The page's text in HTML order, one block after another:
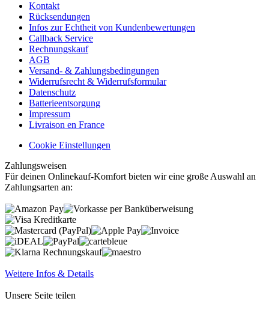
Kontakt
Rücksendungen
Infos zur Echtheit von Kundenbewertungen
Callback Service
Rechnungskauf
AGB
Versand- & Zahlungsbedingungen
Widerrufsrecht & Widerrufsformular
Datenschutz
Batterieentsorgung
Impressum
Livraison en France
Cookie Einstellungen
Zahlungsweisen
Für deinen Onlinekauf-Komfort bieten wir eine große Auswahl an
Zahlungsarten an:
Weitere Infos & Details
Unsere Seite teilen